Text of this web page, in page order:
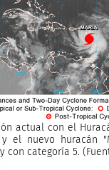
actual con el
el nuevo huracán
con categoría 5.